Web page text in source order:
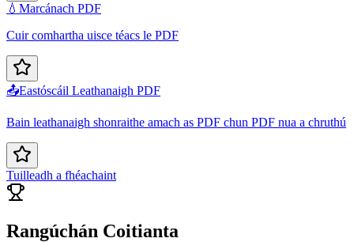
💧 Marcánach PDF
Cuir comhartha uisce téacs le PDF
📤Eastóscáil Leathanaigh PDF
Bain leathanaigh shonraithe amach as PDF chun PDF nua a chruthú
Tuilleadh a fhéachaint
Rangúchán Coitianta